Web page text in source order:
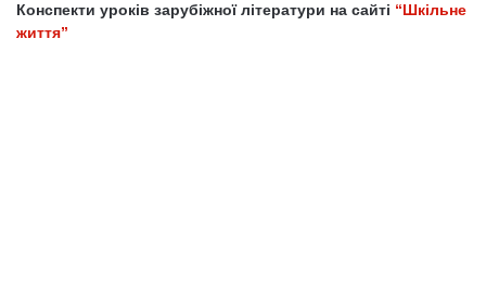
Конспекти уроків зарубіжної літератури на сайті “Шкільне
життя”